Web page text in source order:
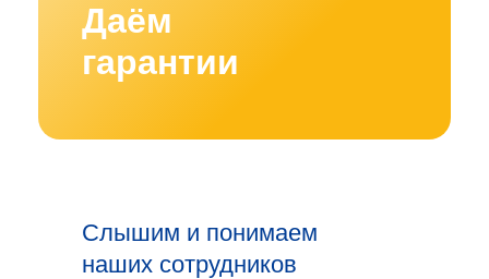
Даём
гарантии
Слышим и понимаем
наших сотрудников